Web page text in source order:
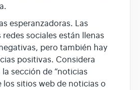
esperanzadoras. Las
redes sociales están llenas
pero también hay
positivas. Considera
sección de “noticias
los sitios web de noticias o